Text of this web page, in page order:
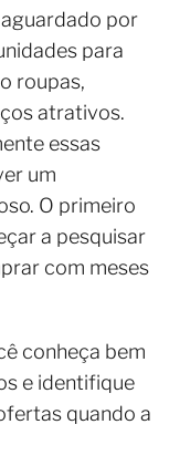
por
para
roupas,
atrativos.
essas
um
O primeiro
a pesquisar
com meses
conheça bem
e identifique
quando a